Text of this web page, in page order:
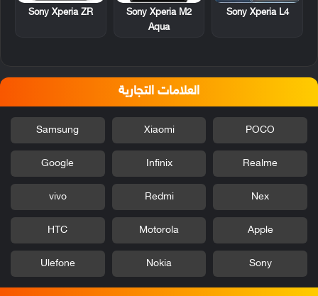
Sony Xperia L4
Sony Xperia M2
Aqua
Sony Xperia ZR
العلامات التجارية
POCO
Xiaomi
Samsung
Realme
Infinix
Google
Nex
Redmi
vivo
Apple
Motorola
HTC
Sony
Nokia
Ulefone